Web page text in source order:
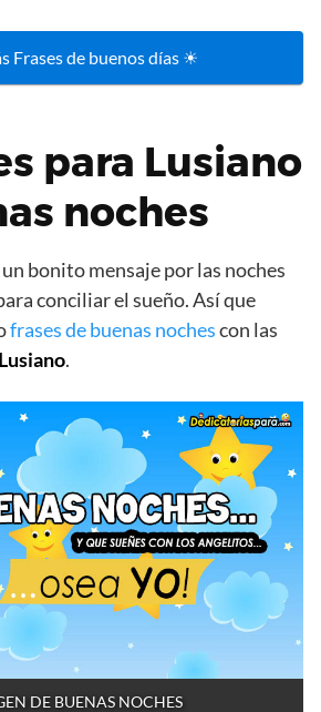
Frases de buenos días ☀
para Lusiano
noches
bonito mensaje por las noches
conciliar el sueño. Así que
frases de buenas nochescon las
.
DE BUENAS NOCHES